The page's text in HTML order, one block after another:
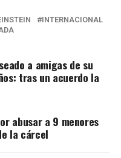
INTERNACIONAL
a amigas de su
tras un acuerdo la
abusar a 9 menores
la cárcel